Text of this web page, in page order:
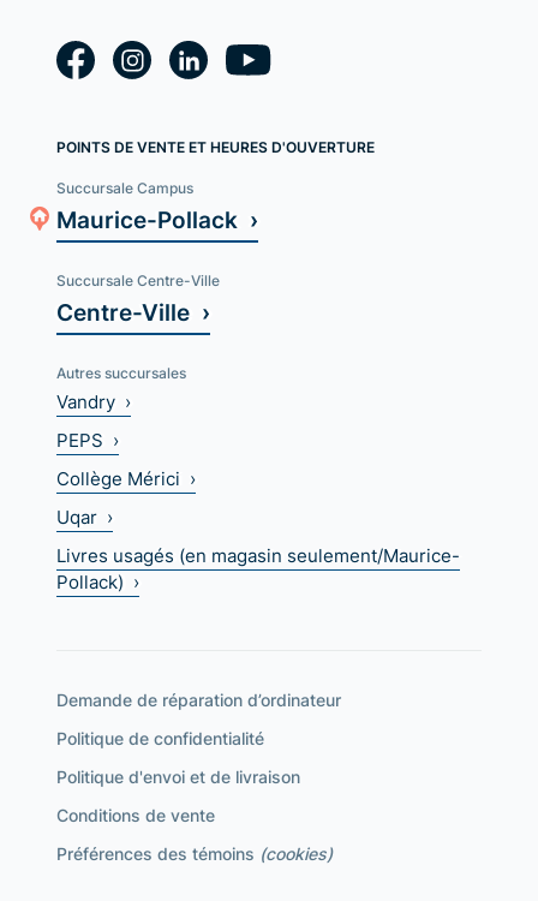
POINTS DE VENTE ET HEURES D'OUVERTURE
Succursale Campus
Maurice-Pollack ›
Succursale Centre-Ville
Centre-Ville ›
Autres succursales
Vandry ›
PEPS ›
Collège Mérici ›
Uqar ›
Livres usagés (en magasin seulement/Maurice-
Pollack) ›
Demande de réparation d’ordinateur
Politique de confidentialité
Politique d'envoi et de livraison
Conditions de vente
Préférences des témoins (cookies)